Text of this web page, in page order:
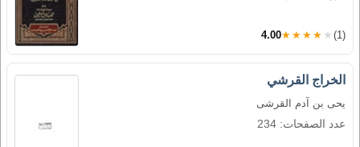
4.00★★★★★ (1)
الخراج القرشي
يحى بن آدم القرشى
عدد الصفحات: 234